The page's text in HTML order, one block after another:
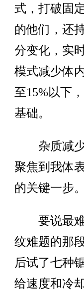
式，打破固
的他们，还
分变化，实
模式减少体
至15%以下
基础。
杂质减少
聚焦到我体
的关键一步。
要说最难
纹难题的那
后试了七种
给速度和冷